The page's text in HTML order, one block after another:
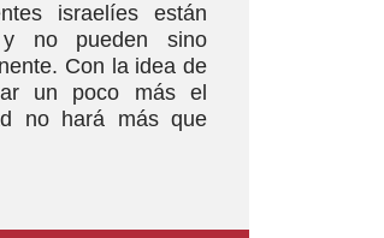
israelíes están
no pueden sino
Con la idea de
un poco más el
no hará más que